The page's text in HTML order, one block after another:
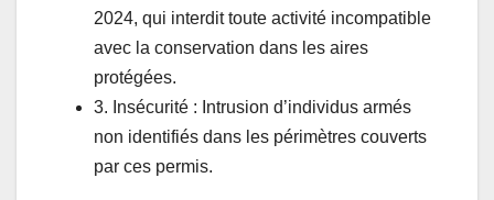
2024, qui interdit toute activité incompatible
avec la conservation dans les aires
protégées.
3. Insécurité : Intrusion d’individus armés
non identifiés dans les périmètres couverts
par ces permis.